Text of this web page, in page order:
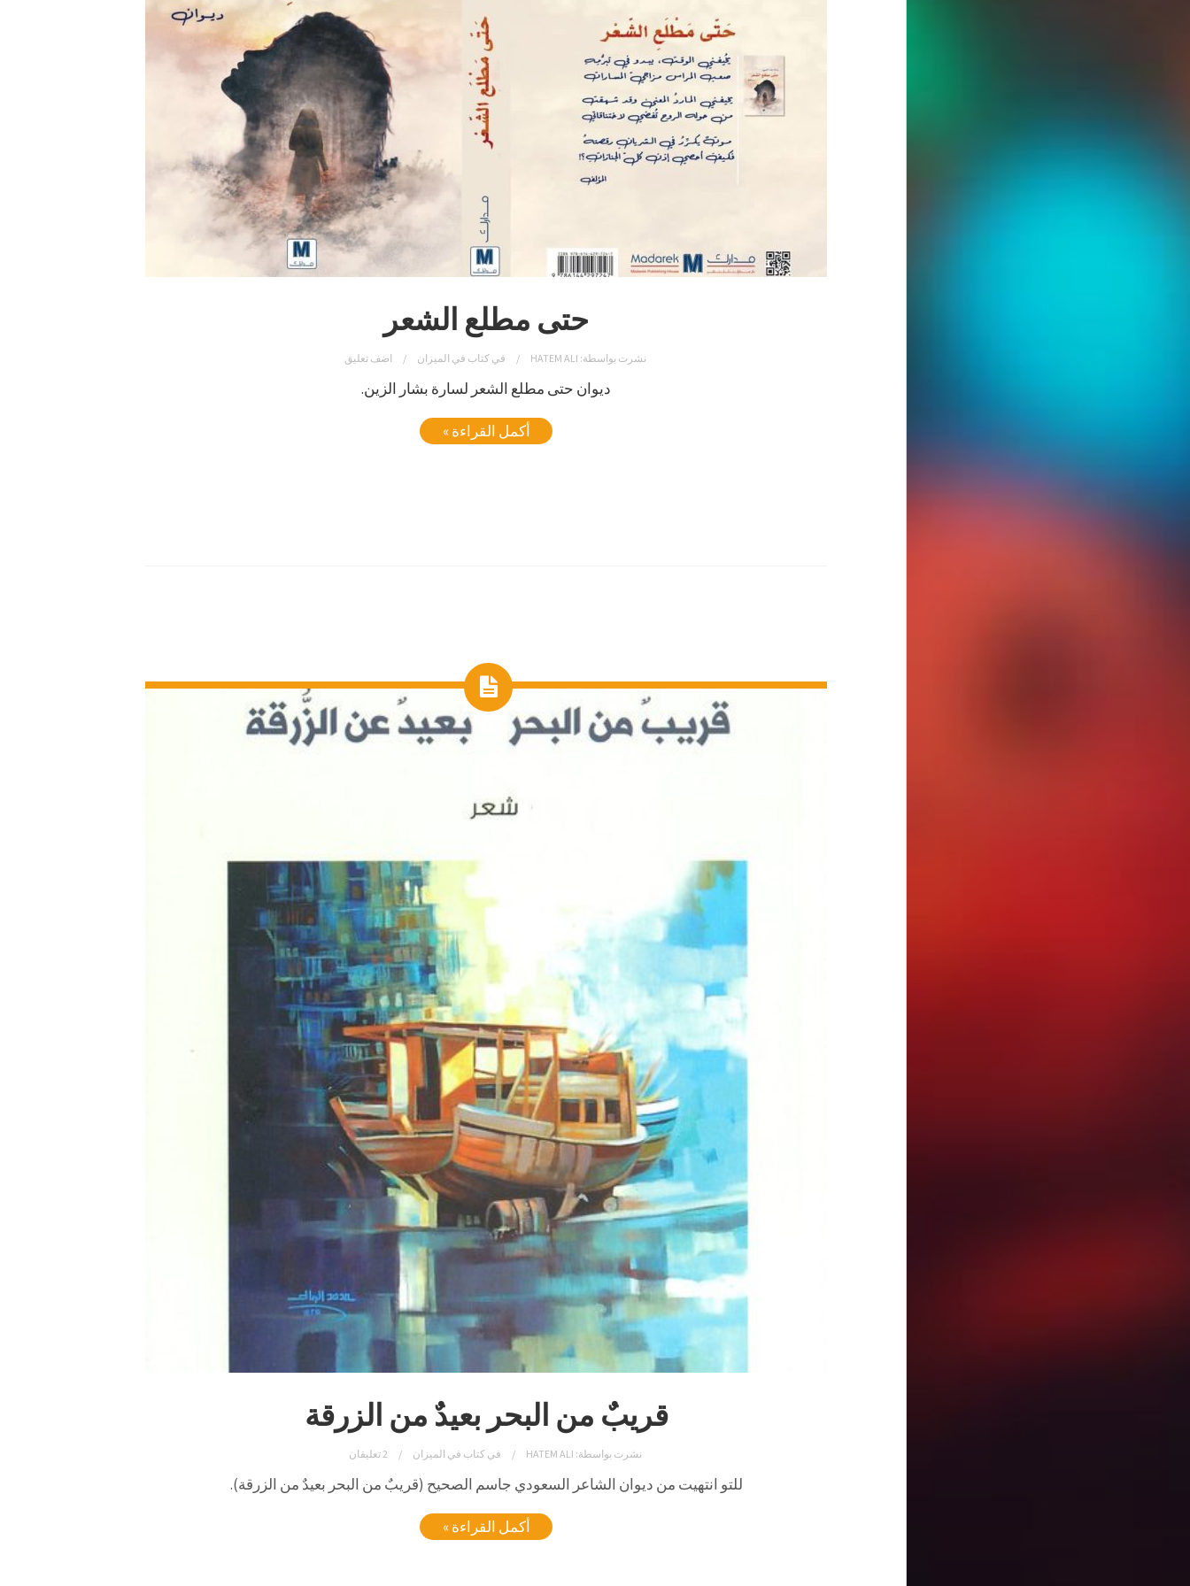
حتى مطلع الشعر
نشرت بواسطة: HATEM ALI فيكتاب في الميزان اضف تعليق
ديوان حتى مطلع الشعر لسارة بشار الزين.
أكمل القراءة »
قريبٌ من البحر بعيدٌ من الزرقة
نشرت بواسطة: HATEM ALI فيكتاب في الميزان 2 تعليقان
للتو انتهيت من ديوان الشاعر السعودي جاسم الصحيح (قريبٌ من البحر بعيدٌ من الزرقة).
أكمل القراءة »